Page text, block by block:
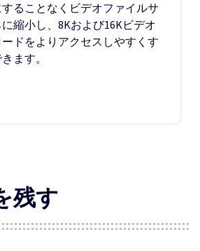
ることなくビデオファイルサ
縮小し、8Kおよび16Kビデオ
ドをよりアクセスしやすくす
ます。
残す